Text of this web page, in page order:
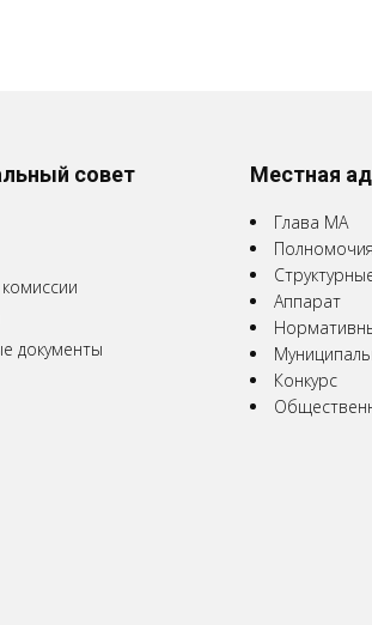
совет
документы
Местная
Глава МА
Полномочия
Аппарат
Конкурс